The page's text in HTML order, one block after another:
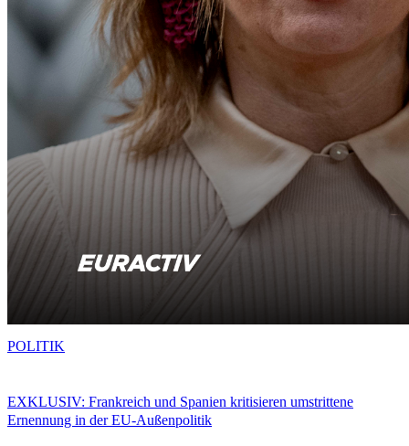
EXKLUSIV: Frankreich und Spanien kritisieren umstrittene
Ernennung in der EU-Außenpolitik
POLITIK